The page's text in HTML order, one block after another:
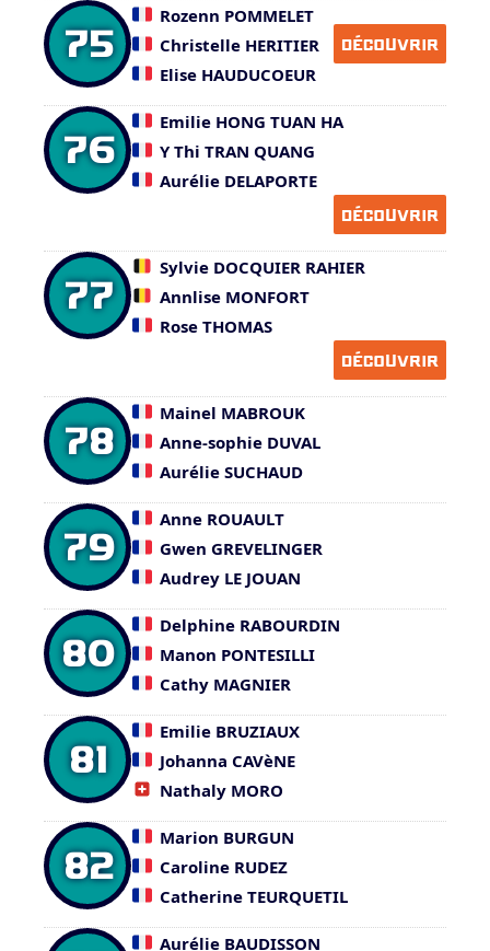
75
Rozenn POMMELET
Christelle HERITIER
Elise HAUDUCOEUR
DÉCOUVRIR
76
Emilie HONG TUAN HA
Y Thi TRAN QUANG
Aurélie DELAPORTE
DÉCOUVRIR
77
Sylvie DOCQUIER RAHIER
Annlise MONFORT
Rose THOMAS
DÉCOUVRIR
78
Mainel MABROUK
Anne-sophie DUVAL
Aurélie SUCHAUD
79
Anne ROUAULT
Gwen GREVELINGER
Audrey LE JOUAN
80
Delphine RABOURDIN
Manon PONTESILLI
Cathy MAGNIER
81
Emilie BRUZIAUX
Johanna CAVèNE
Nathaly MORO
82
Marion BURGUN
Caroline RUDEZ
Catherine TEURQUETIL
Aurélie BAUDISSON